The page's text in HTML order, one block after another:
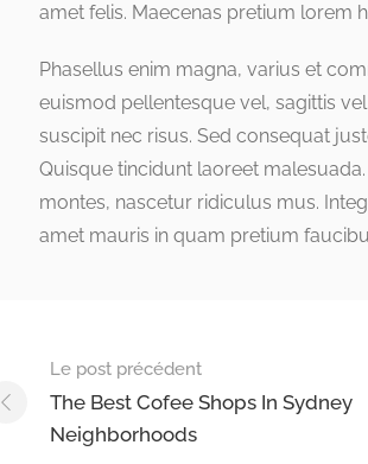
amet felis. Maecenas pretium lorem
Phasellus enim magna, varius et
euismod pellentesque vel, sagittis
suscipit nec risus. Sed consequat
Quisque tincidunt laoreet
montes, nascetur ridiculus mus.
amet mauris in quam pretium
Navigation
post-
navigation
Le post précédent
The Best Cofee Shops In Sydney
Neighborhoods